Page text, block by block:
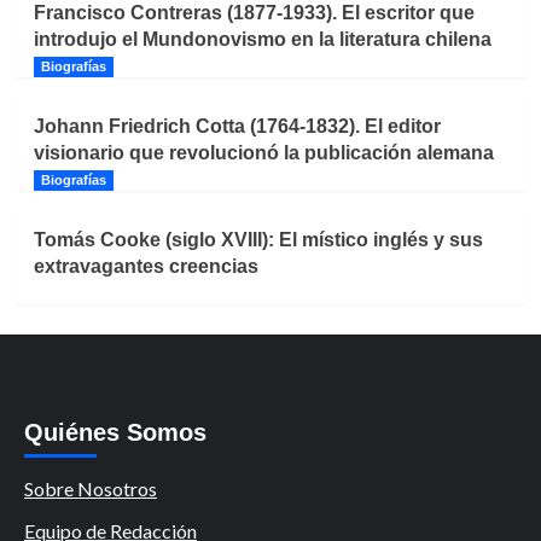
Francisco Contreras (1877-1933). El escritor que
introdujo el Mundonovismo en la literatura chilena
Biografías
Johann Friedrich Cotta (1764-1832). El editor
visionario que revolucionó la publicación alemana
Biografías
Tomás Cooke (siglo XVIII): El místico inglés y sus
extravagantes creencias
Quiénes Somos
Sobre Nosotros
Equipo de Redacción